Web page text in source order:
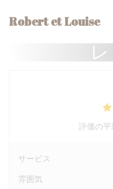
Robert et Louise
評価の
サービス
雰囲気